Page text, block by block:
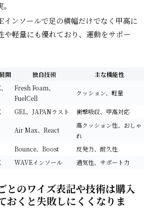
インソールで足の横幅だけでなく甲高に
や軽量にも優れており、運動をサポー
開 独自技術
主な機能性
Fresh Foam、
FuelCell
クッション、軽量
GEL、JAPANラスト 衝撃吸収、甲高対応
Air Max、React
高クッション性、おしゃ
れ
Bounce、Boost
反発力、耐久性
WAVEインソール 通気性、サポート力
とのワイズ表記や技術は購入
おくと失敗しにくくなりま